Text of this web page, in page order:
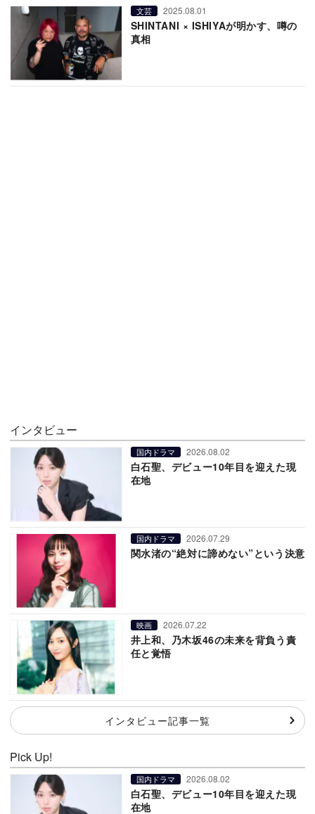
文芸 2025.08.01
SHINTANI × ISHIYAが明かす、噂の
真相
インタビュー
国内ドラマ 2026.08.02
白石聖、デビュー10年目を迎えた現
在地
国内ドラマ 2026.07.29
関水渚の“絶対に諦めない”という決意
映画 2026.07.22
井上和、乃木坂46の未来を背負う責
任と覚悟
インタビュー記事一覧
Pick Up!
国内ドラマ 2026.08.02
白石聖、デビュー10年目を迎えた現
在地